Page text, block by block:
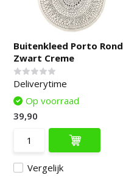
Buitenkleed Porto Rond
Zwart Creme
Deliverytime
Vergelijk
Op voorraad
39,90